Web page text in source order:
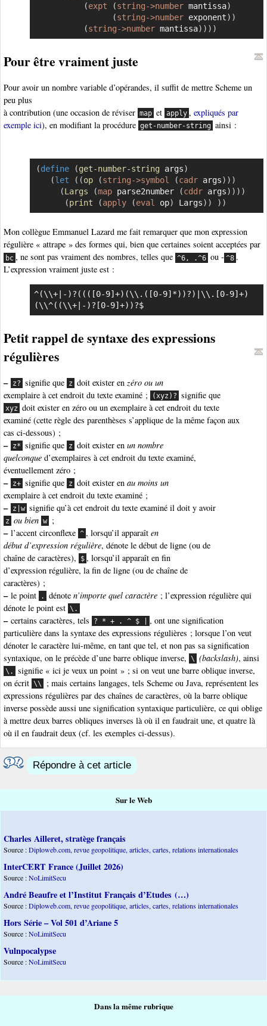
(expt (string->number mantissa)
(string->number exponent) )
(string->number mantissa) ) ) )
Pour être vraiment juste
Pour avoir un nombre variable d’opérandes, il suffit de mettre Scheme un
peu plus
à contribution (une occasion de réviser map et apply ,expliqués par
exemple ici), en modifiant la procédure get-number-string ainsi :
(define (get-number-string args)
(let ( (op (string->symbol (cadr args) ) )
(Largs (map parse2number (cddr args) ) ) )
(print (apply (eval op) Largs) ) ) )
Mon collègue Emmanuel Lazard me fait remarquer que mon expression
régulière « attrape » des formes qui, bien que certaines soient acceptées par
bc , ne sont pas vraiment des nombres, telles que ^6, .^6 ou - ^8 .
L’expression vraiment juste est :
^(\\+|-)?((([0-9]+)(\\.([0-9]*))?)|\\.[0-9]+)
(\\^((\\+|-)?[0-9]+))?$
Petit rappel de syntaxe des expressions
régulières
– z? signifie que z doit exister en zéro ou un
exemplaire à cet endroit du texte examiné ;
(xyz)? signifie que
xyz doit exister en zéro ou un exemplaire à cet endroit du texte
examiné (cette règle des parenthèses s’applique de la même façon aux
cas ci-dessous) ;
– z* signifie que z doit exister enun nombre
quelconque d’exemplaires à cet endroit du texte examiné,
éventuellement zéro ;
– z+ signifie que z doit exister enau moins un
exemplaire à cet endroit du texte examiné ;
– z|w signifie qu’à cet endroit du texte examiné il doit y avoir
z ou bien w ;
–l’accent circonflexe ^ , lorsqu’il apparaîten
début d’expression régulière, dénote le début de ligne (ou de
chaîne de caractères),
$ , lorsqu’il apparaît en fin
d’expression régulière, la fin de ligne (ou de chaîne de
caractères) ;
–le point . dénoten’importe quel caractère ; l’expression régulière qui
dénote le point est \.
–certains caractères, tels ? * + . ^ $ |
, ont une signification
particulière dans la syntaxe des expressions régulières ; lorsque l’on veut
dénoter le caractère lui-même, en tant que tel, et non pas sa signification
syntaxique, on le précède d’une barre oblique inverse, \ (backslash), ainsi
\.
signifie « ici je veux un point » ; si on veut une barre oblique inverse,
on écrit \\
; mais certains langages, tels Scheme ou Java, représentent les
expressions régulières par des chaînes de caractères, où la barre oblique
inverse possède aussi une signification syntaxique particulière, ce qui oblige
à mettre deux barres obliques inverses là où il en faudrait une, et quatre là
où il en faudrait deux (cf. les exemples ci-dessus).
Répondre à cet article
Sur le Web
Charles Ailleret, stratège français
Source :Diploweb.com, revue geopolitique, articles, cartes, relations internationales
InterCERT France (Juillet 2026)
Source :NoLimitSecu
André Beaufre et l’Institut Français d’Etudes (…)
Source :Diploweb.com, revue geopolitique, articles, cartes, relations internationales
Hors Série – Vol 501 d’Ariane 5
Source :NoLimitSecu
Vulnpocalypse
Source :NoLimitSecu
Dans la même rubrique